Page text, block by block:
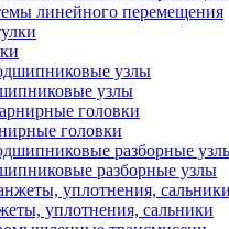
линейного перемещения
узлы
головки
разборные узлы
уплотнения, сальники